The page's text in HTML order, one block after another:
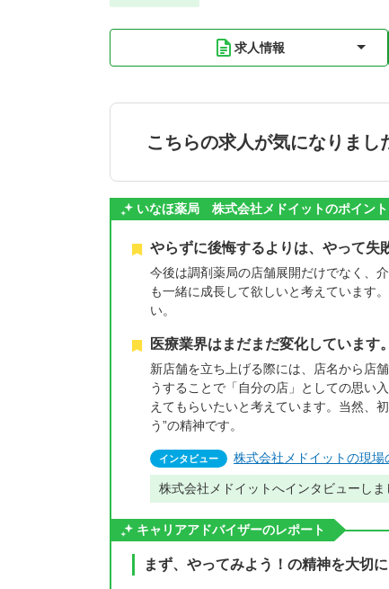
求人情報
こちらの求人が気になりまし
いなほ薬局 株式会社メドイットのポイント
やらずに後悔するよりは、やって失
今後は調剤薬局の店舗展開だけでなく、
も一緒に成長して欲しいと考えています
い。
医療業界はまだまだ変化しています。
新店舗を立ち上げる際には、店名から店
うすることで「自分の店」としての思い
えてもらいたいと考えています。当然、
う”の精神です。
インタビュー 株式会社メドイットの現
株式会社メドイットへインタビューしま
キャリアアドバイザーのレポート
まず、やってみよう！の精神を大切